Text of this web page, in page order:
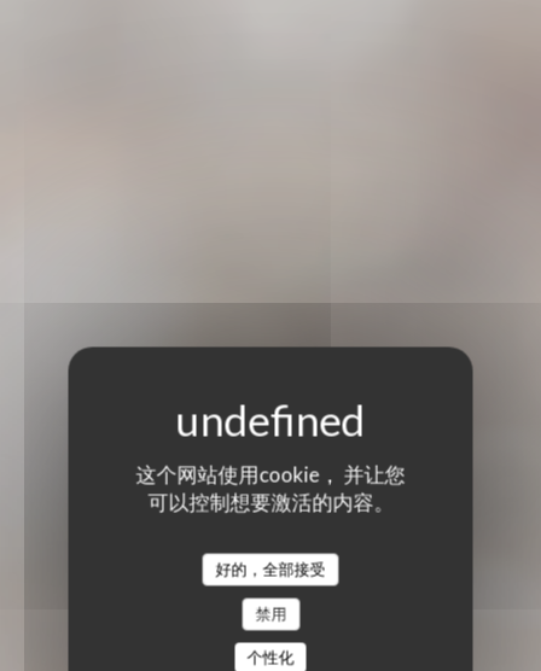
这个网站使用cookie， 并让您
可以控制想要激活的内容。
好的，全部接受
禁用
个性化